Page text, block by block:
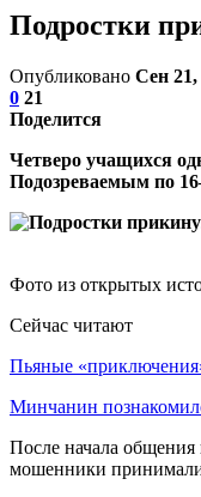
Подростки
Опубликовано Сен 21,
0 21
Поделится
Четверо учащихся
Подозреваемым по
Фото из открытых
Сейчас читают
Пьяные
Минчанин
После начала
мошенники